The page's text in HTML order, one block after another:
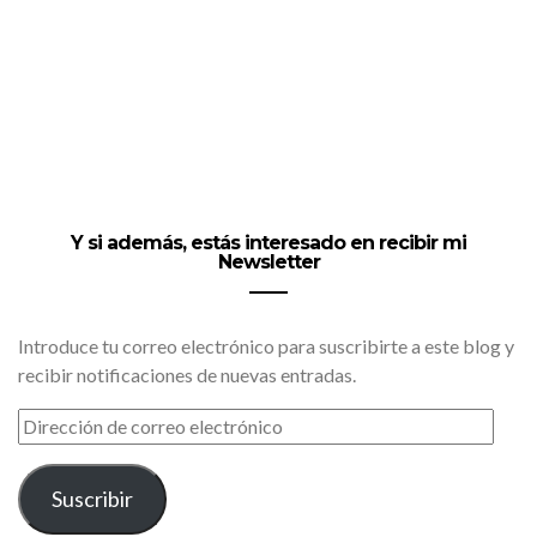
Y si además, estás interesado en recibir mi
Newsletter
Introduce tu correo electrónico para suscribirte a este blog y
recibir notificaciones de nuevas entradas.
DIRECCIÓN
DE
CORREO
ELECTRÓNICO
Suscribir